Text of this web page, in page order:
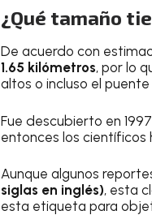
¿Qué tamaño
De acuerdo con
1.65 kilómetros, por lo
altos o incluso el puente
Fue descubierto en
entonces los científicos
Aunque algunos
siglas en inglés), esta
esta etiqueta para